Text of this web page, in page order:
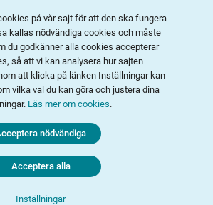
på vår sajt för att den ska fungera
kallas nödvändiga cookies och måste
du godkänner alla cookies accepterar
så att vi kan analysera hur sajten
att klicka på länken Inställningar kan
vilka val du kan göra och justera dina
Läs mer om cookies.
Inställningar
nödvändiga
Acceptera alla